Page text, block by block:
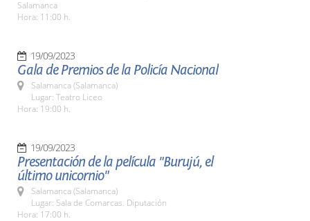
Salamanca
Hora: 11:00 h.
19/09/2023
Gala de Premios de la Policía Nacional
Salamanca (Salamanca)
Lugar: Teatro Liceo
Hora: 19:00 h.
19/09/2023
Presentación de la película "Burujú, el
último unicornio"
Salamanca (Salamanca)
Lugar: Sala de Comarcas. Diputación
Hora: 17:00 h.